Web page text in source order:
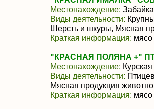
Местонахождение:
Виды деятельности:
Шерсть и шкуры, Мясная
Краткая информация: мясо
"КРАСНАЯ ПОЛЯНА +"
Местонахождение:
Виды деятельности:
Мясная продукция
Краткая информация: мясо